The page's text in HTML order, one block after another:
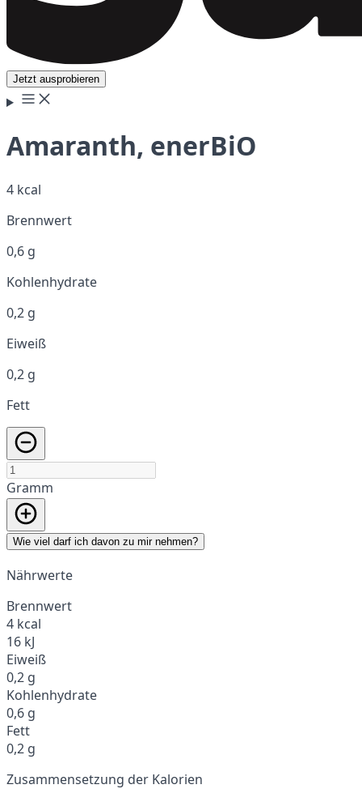
Jetzt ausprobieren
Amaranth, enerBiO
4 kcal
Brennwert
0,6 g
Kohlenhydrate
0,2 g
Eiweiß
0,2 g
Fett
Gramm
Wie viel darf ich davon zu mir nehmen?
Nährwerte
Brennwert
4 kcal
16 kJ
Eiweiß
0,2 g
Kohlenhydrate
0,6 g
Fett
0,2 g
Zusammensetzung der Kalorien